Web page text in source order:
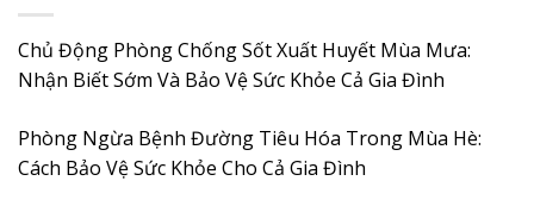
Chủ Động Phòng Chống Sốt Xuất Huyết Mùa Mưa:
Nhận Biết Sớm Và Bảo Vệ Sức Khỏe Cả Gia Đình
Phòng Ngừa Bệnh Đường Tiêu Hóa Trong Mùa Hè:
Cách Bảo Vệ Sức Khỏe Cho Cả Gia Đình